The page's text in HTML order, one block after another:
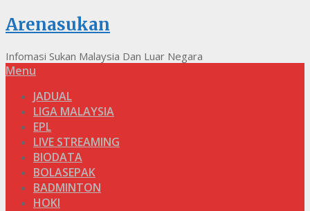
Arenasukan
Infomasi Sukan Malaysia Dan Luar Negara
Menu
JADUAL
LIGA MALAYSIA
EPL
LIVE STREAMING
BIODATA
BOLASEPAK
BADMINTON
HOKI